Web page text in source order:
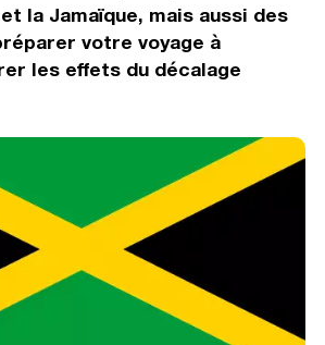
la Jamaïque, mais aussi des
votre voyage à
les effets du décalage